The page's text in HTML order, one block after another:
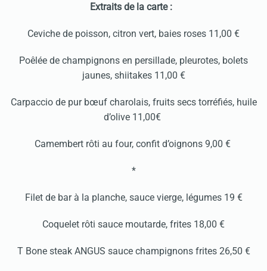
Extraits de la carte :
Ceviche de poisson, citron vert, baies roses 11,00 €
Poêlée de champignons en persillade, pleurotes, bolets
jaunes, shiitakes 11,00 €
Carpaccio de pur bœuf charolais, fruits secs torréfiés, huile
d’olive 11,00€
Camembert rôti au four, confit d’oignons 9,00 €
*
Filet de bar à la planche, sauce vierge, légumes 19 €
Coquelet rôti sauce moutarde, frites 18,00 €
T Bone steak ANGUS sauce champignons frites 26,50 €